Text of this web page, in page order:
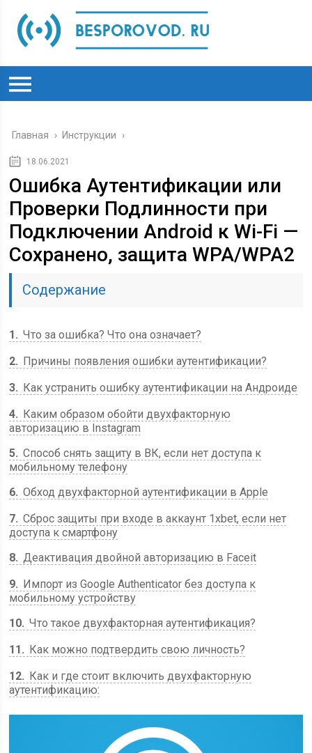
Главная › Инструкции ›
18.06.2021
Ошибка Аутентификации или
Проверки Подлинности при
Подключении Android к Wi-Fi —
Сохранено, защита WPA/WPA2
Содержание
1
Что за ошибка? Что она означает?
2
Причины появления ошибки аутентификации?
3
Как устранить ошибку аутентификации на Андроиде
4
Каким образом обойти двухфакторную
авторизацию в Instagram
5 Способ снять защиту в ВК, если нет доступа к
мобильному телефону
6 Обход двухфакторной аутентификации в Apple
7 Сброс защиты при входе в аккаунт 1xbet, если нет
доступа к смартфону
8 Деактивация двойной авторизацию в Faceit
9
Импорт из Google Authenticator без доступа к
мобильному устройству
10 Что такое двухфакторная аутентификация?
11
Как можно подтвердить свою личность?
12
Как и где стоит включить двухфакторную
аутентификацию: